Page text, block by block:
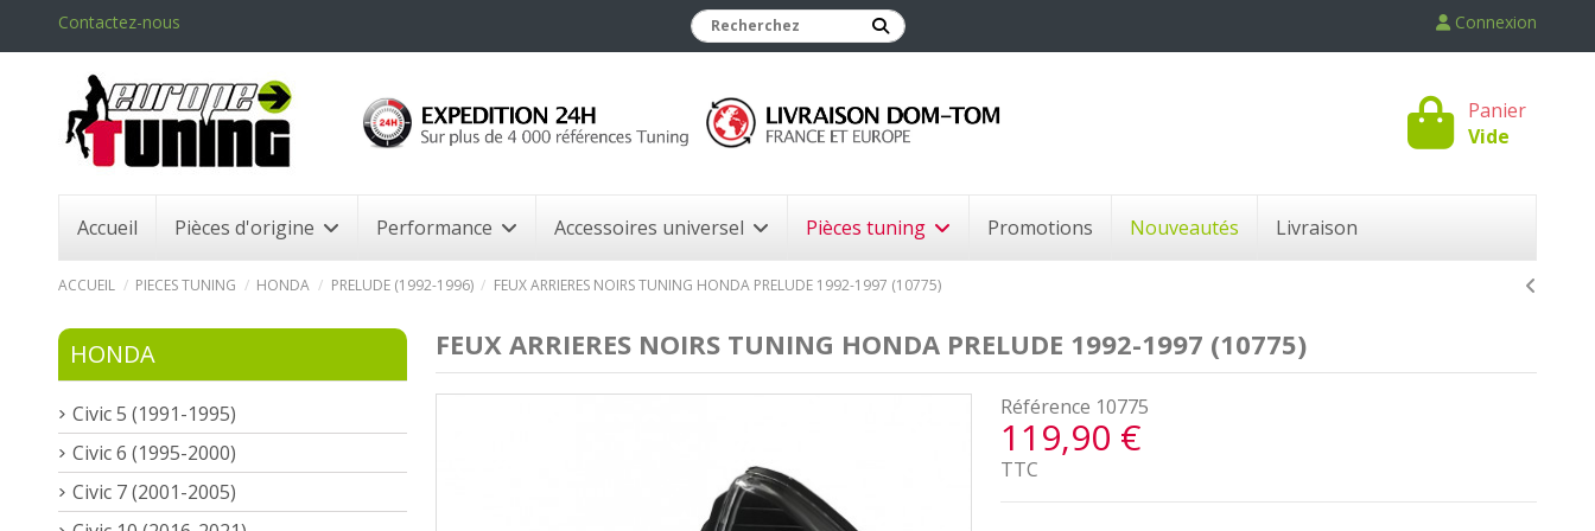
Contactez-nous Connexion
Panier
Vide
Accueil Pièces d'origine Performance Accessoires universel Pièces tuning Promotions Nouveautés Livraison
ACCUEIL PIECES TUNING HONDA PRELUDE (1992-1996) FEUX ARRIERES NOIRS TUNING HONDA PRELUDE 1992-1997 (10775)
FEUX ARRIERES NOIRS TUNING HONDA PRELUDE 1992-1997 (10775)
Référence 10775
119,90 €
TTC
HONDA
Civic 5 (1991-1995)
Civic 6 (1995-2000)
Civic 7 (2001-2005)